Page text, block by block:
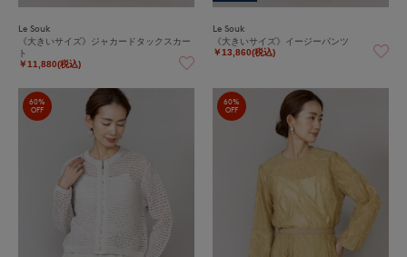
Le Souk
《大きいサイズ》ジャカードタックスカー
ト
￥11,880(税込)
Le Souk
《大きいサイズ》イージーパンツ
￥13,860(税込)
60%
OFF
60%
OFF